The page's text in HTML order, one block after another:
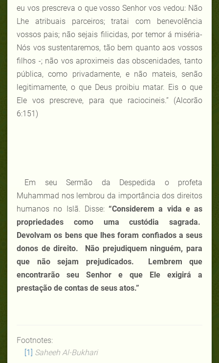
eu vos prescreva o que vosso Senhor vos vedou: Não
Lhe atribuais parceiros; tratai com benevolência
vossos pais; não sejais filicidas, por temor á miséria-
Nós vos sustentaremos, tão bem quanto aos vossos
filhos -; não vos aproximeis das obscenidades, tanto
pública, como privadamente, e não mateis, senão
legitimamente, o que Deus proibiu matar. Eis o que
Ele vos prescreve, para que raciocineis.” (Alcorão
6:151)
Em seu Sermão da Despedida o profeta
Muhammad nos lembrou da importância dos direitos
humanos no Islã. Disse: “Considerem a vida e as
propriedades como uma custódia sagrada.
Devolvam os bens que lhes foram confiados a seus
donos de direito. Não prejudiquem ninguém, para
que não sejam prejudicados. Lembrem que
encontrarão seu Senhor e que Ele exigirá a
prestação de contas de seus atos.”
Footnotes:
[1] Saheeh Al-Bukhari